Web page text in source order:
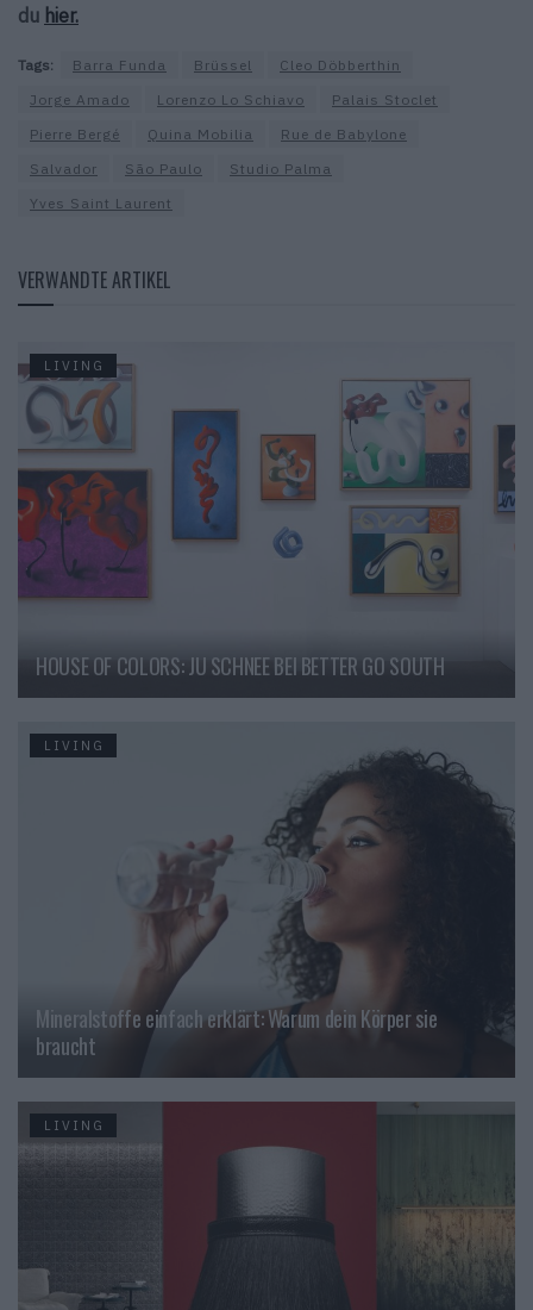
du hier.
Tags: Barra Funda Brüssel
Cleo Döbberthin
Jorge Amado
Lorenzo Lo Schiavo
Palais Stoclet
Pierre Bergé
Quina Mobilia
Rue de Babylone
Salvador
São Paulo
Studio Palma
Yves Saint Laurent
VERWANDTE ARTIKEL
LIVING
HOUSE OF COLORS: JU SCHNEE BEI BETTER GO SOUTH
LIVING
Mineralstoffe einfach erklärt: Warum dein Körper sie
braucht
LIVING